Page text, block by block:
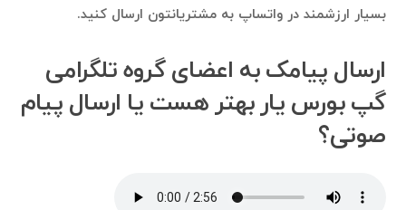
بسیار ارزشمند در واتساپ به مشتریانتون ارسال کنید.
ارسال پیامک به اعضای گروه تلگرامی
گپ بورس یار بهتر هست یا ارسال پیام
صوتی؟